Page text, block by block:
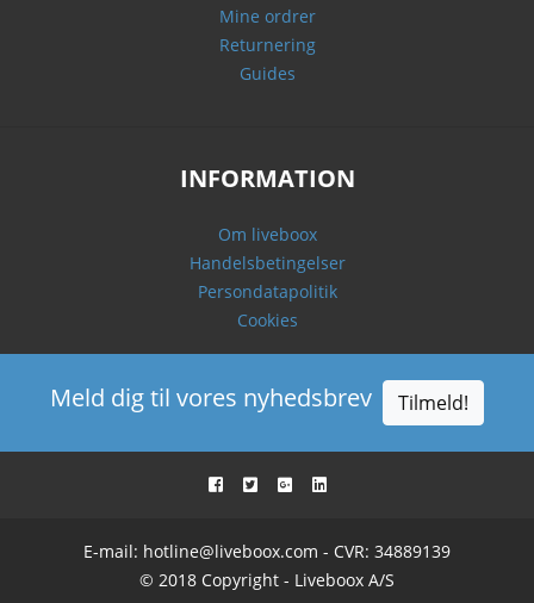
Mine ordrer
Returnering
Guides
INFORMATION
Om liveboox
Handelsbetingelser
Persondatapolitik
Cookies
Meld dig til vores nyhedsbrev Tilmeld!
E-mail: hotline@liveboox.com - CVR: 34889139
© 2018 Copyright - Liveboox A/S